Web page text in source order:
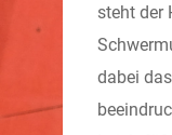
steht der
dabei